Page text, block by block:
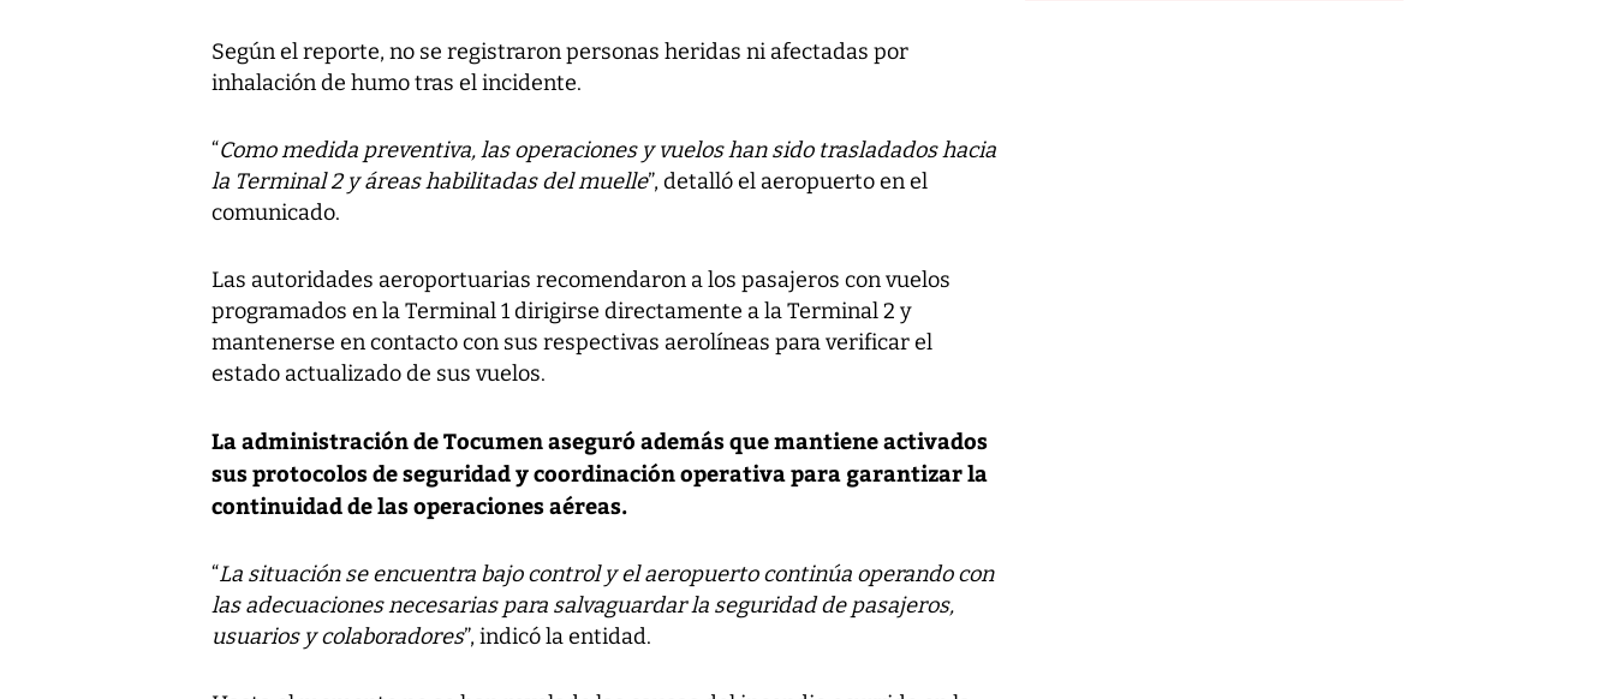
Según el reporte, no se registraron personas heridas ni afectadas por
inhalación de humo tras el incidente.
“Como medida preventiva, las operaciones y vuelos han sido trasladados hacia
la Terminal 2 y áreas habilitadas del muelle”, detalló el aeropuerto en el
comunicado.
Las autoridades aeroportuarias recomendaron a los pasajeros con vuelos
programados en la Terminal 1 dirigirse directamente a la Terminal 2 y
mantenerse en contacto con sus respectivas aerolíneas para verificar el
estado actualizado de sus vuelos.
La administración de Tocumen aseguró además que mantiene activados
sus protocolos de seguridad y coordinación operativa para garantizar la
continuidad de las operaciones aéreas.
“La situación se encuentra bajo control y el aeropuerto continúa operando con
las adecuaciones necesarias para salvaguardar la seguridad de pasajeros,
usuarios y colaboradores”, indicó la entidad.